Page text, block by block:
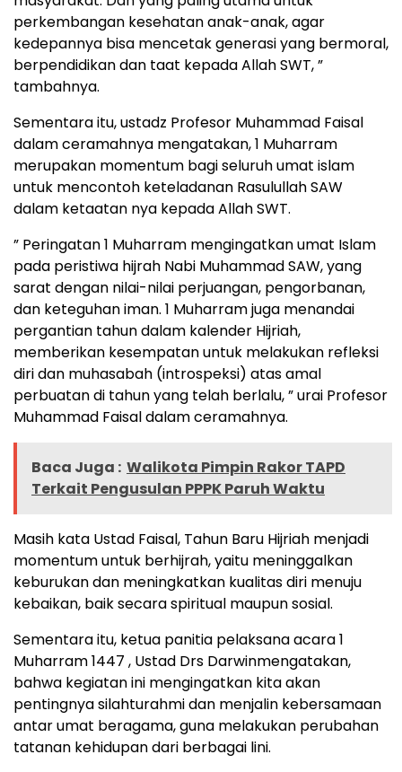
perkembangan kesehatan anak-anak, agar
kedepannya bisa mencetak generasi yang bermoral,
berpendidikan dan taat kepada Allah SWT, ”
tambahnya.
Sementara itu, ustadz Profesor Muhammad Faisal
dalam ceramahnya mengatakan, 1 Muharram
merupakan momentum bagi seluruh umat islam
untuk mencontoh keteladanan Rasulullah SAW
dalam ketaatan nya kepada Allah SWT.
” Peringatan 1 Muharram mengingatkan umat Islam
pada peristiwa hijrah Nabi Muhammad SAW, yang
sarat dengan nilai-nilai perjuangan, pengorbanan,
dan keteguhan iman. 1 Muharram juga menandai
pergantian tahun dalam kalender Hijriah,
memberikan kesempatan untuk melakukan refleksi
diri dan muhasabah (introspeksi) atas amal
perbuatan di tahun yang telah berlalu, ” urai Profesor
Muhammad Faisal dalam ceramahnya.
Baca Juga : Walikota Pimpin Rakor TAPD
Terkait Pengusulan PPPK Paruh Waktu
Masih kata Ustad Faisal, Tahun Baru Hijriah menjadi
momentum untuk berhijrah, yaitu meninggalkan
keburukan dan meningkatkan kualitas diri menuju
kebaikan, baik secara spiritual maupun sosial.
Sementara itu, ketua panitia pelaksana acara 1
Muharram 1447 , Ustad Drs Darwinmengatakan,
bahwa kegiatan ini mengingatkan kita akan
pentingnya silahturahmi dan menjalin kebersamaan
antar umat beragama, guna melakukan perubahan
tatanan kehidupan dari berbagai lini.